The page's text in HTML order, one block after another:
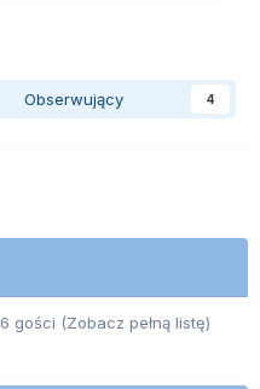
Obserwujący 4
gości (Zobacz pełną listę)